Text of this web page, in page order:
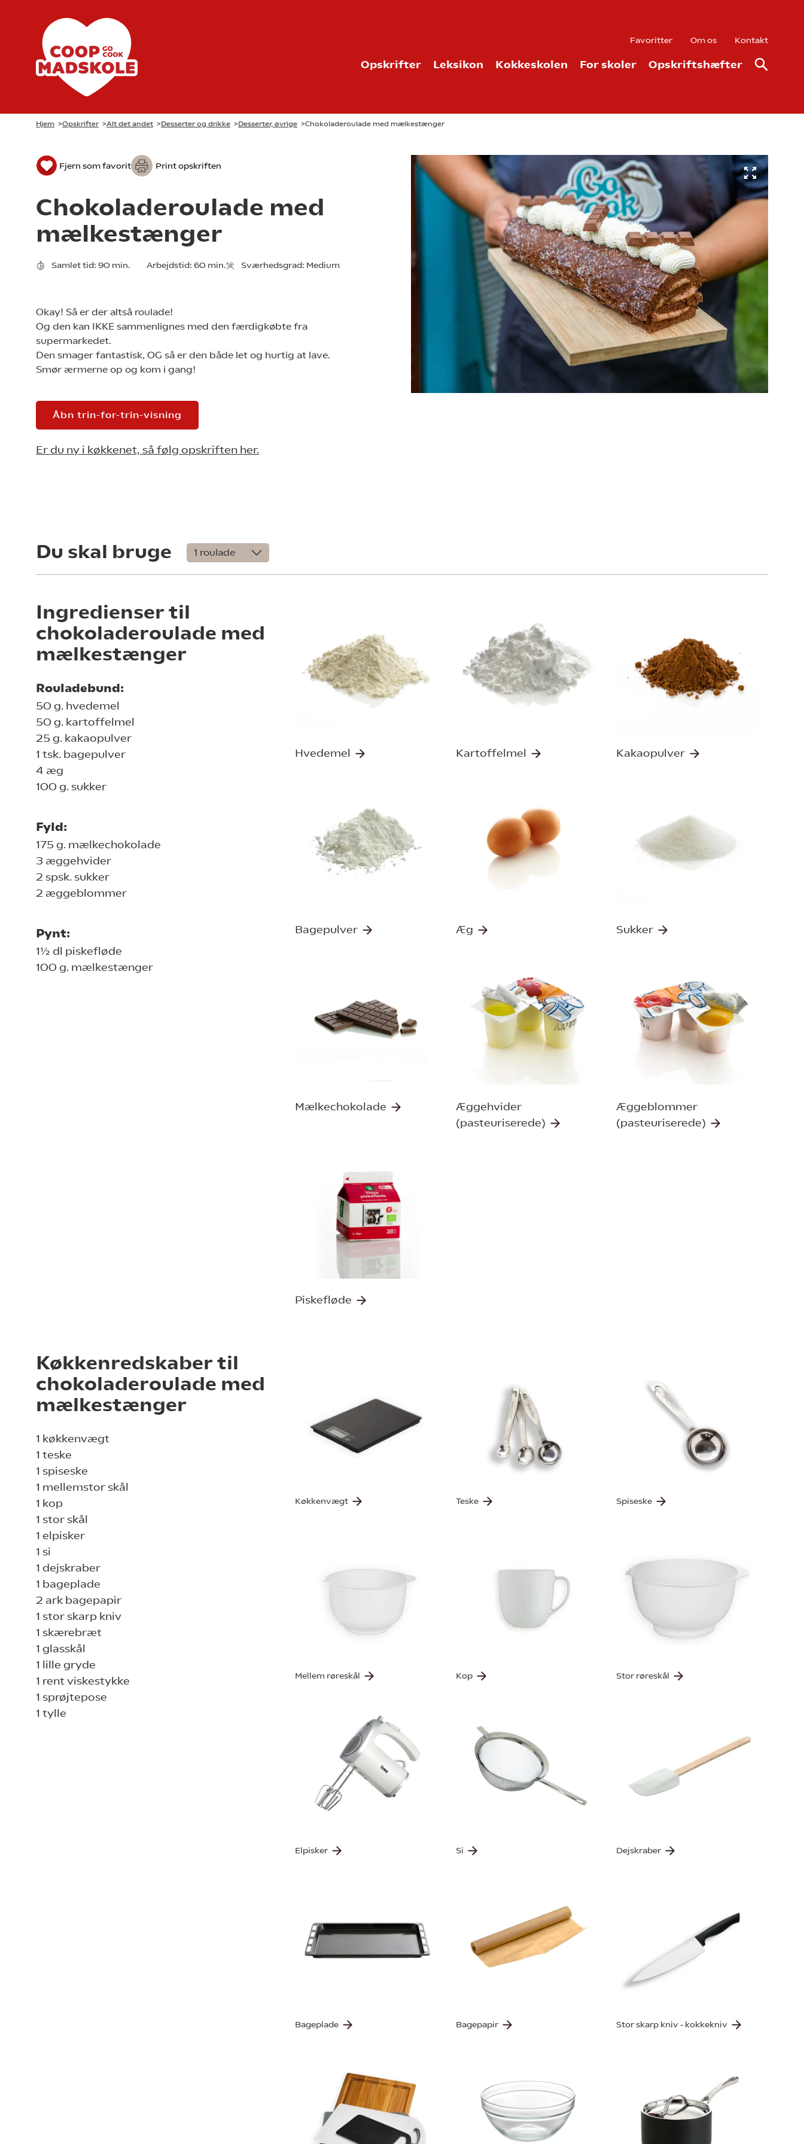
Favoritter Om os Kontakt
Opskrifter Leksikon Kokkeskolen For skoler Opskriftshæfter
Hjem >Opskrifter >Alt det andet >Desserter og drikke >Desserter, øvrige >Chokoladeroulade med mælkestænger
Fjern som favorit Print opskriften
Chokoladeroulade med
mælkestænger
Samlet tid: 90 min. Arbejdstid: 60 min. Sværhedsgrad: Medium
Okay! Så er der altså roulade!
Og den kan IKKE sammenlignes med den færdigkøbte fra
supermarkedet.
Den smager fantastisk, OG så er den både let og hurtig at lave.
Smør ærmerne op og kom i gang!
Åbn trin-for-trin-visning
Er du ny i køkkenet, så følg opskriften her.
Du skal bruge
Ingredienser til
chokoladeroulade med
mælkestænger
Rouladebund:
50 g. hvedemel
50 g. kartoffelmel
25 g. kakaopulver
1 tsk. bagepulver
4 æg
100 g. sukker
Fyld:
175 g. mælkechokolade
3 æggehvider
2 spsk. sukker
2 æggeblommer
Pynt:
1½ dl piskefløde
100 g. mælkestænger
Hvedemel Kartoffelmel Kakaopulver
Bagepulver Æg Sukker
Mælkechokolade
Æggehvider
(pasteuriserede)
Æggeblommer
(pasteuriserede)
Piskefløde
Køkkenredskaber til
chokoladeroulade med
mælkestænger
1 køkkenvægt
1 teske
1 spiseske
1 mellemstor skål
1 kop
1 stor skål
1 elpisker
1 si
1 dejskraber
1 bageplade
2 ark bagepapir
1 stor skarp kniv
1 skærebræt
1 glasskål
1 lille gryde
1 rent viskestykke
1 sprøjtepose
1 tylle
Køkkenvægt Teske Spiseske
Mellem røreskål Kop Stor røreskål
Elpisker Si Dejskraber
Bageplade Bagepapir Stor skarp kniv - kokkekniv